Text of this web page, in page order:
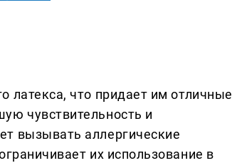
латекса, что придает им отличные
чувствительность и
вызывать аллергические
их использование в